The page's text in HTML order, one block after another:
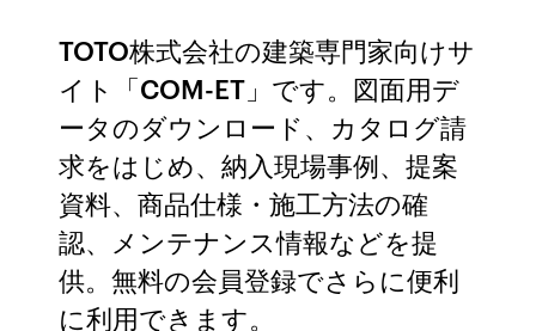
TOTO株式会社の建築専門家向けサ
イト「COM-ET」です。図面用デ
ータのダウンロード、カタログ請
求をはじめ、納入現場事例、提案
資料、商品仕様・施工方法の確
認、メンテナンス情報などを提
供。無料の会員登録でさらに便利
に利用できます。